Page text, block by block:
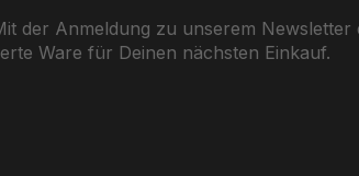
der Anmeldung zu unserem
Ware für Deinen nächsten Einkauf.